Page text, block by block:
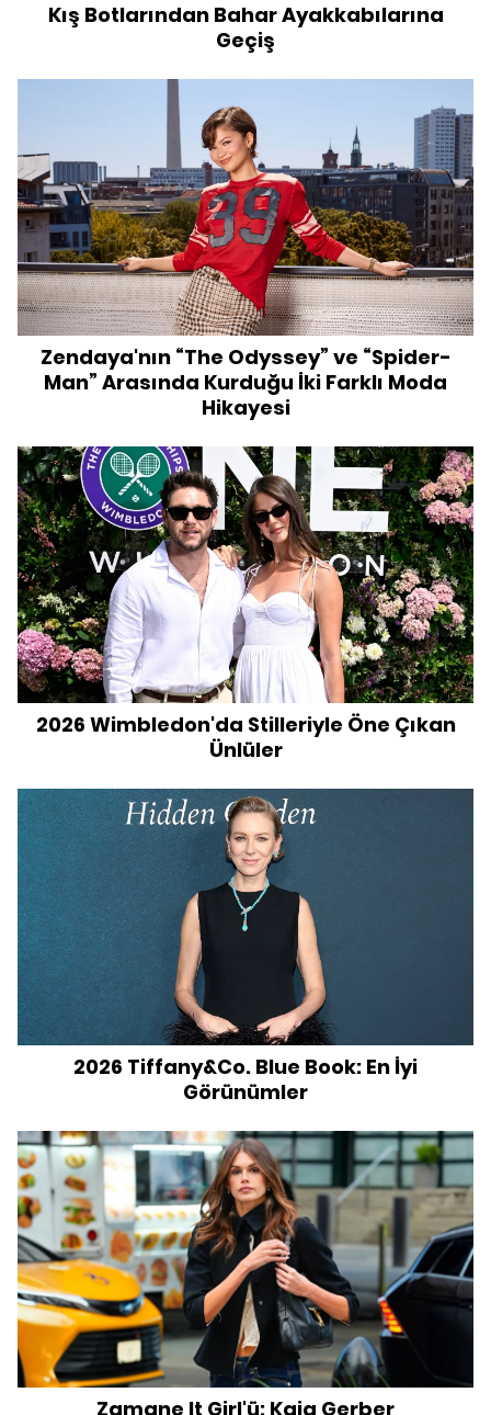
Kış Botlarından Bahar Ayakkabılarına
Geçiş
Zendaya'nın “The Odyssey” ve “Spider-
Man” Arasında Kurduğu İki Farklı Moda
Hikayesi
2026 Wimbledon'da Stilleriyle Öne Çıkan
Ünlüler
2026 Tiffany&Co. Blue Book: En İyi
Görünümler
Zamane It Girl'ü: Kaia Gerber